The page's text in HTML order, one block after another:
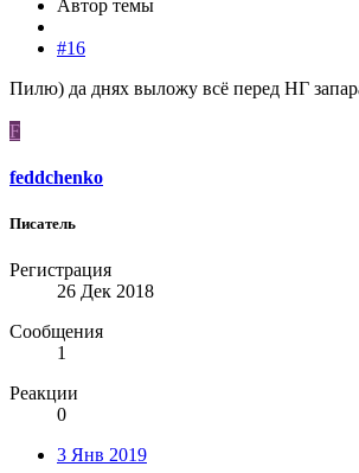
Автор темы
#16
Пилю) да днях выложу всё перед НГ
F
feddchenko
Писатель
Регистрация
26 Дек 2018
Сообщения
1
Реакции
0
3 Янв 2019